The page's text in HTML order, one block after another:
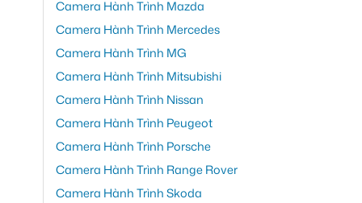
Camera Hành Trình Mazda
Camera Hành Trình Mercedes
Camera Hành Trình MG
Camera Hành Trình Mitsubishi
Camera Hành Trình Nissan
Camera Hành Trình Peugeot
Camera Hành Trình Porsche
Camera Hành Trình Range Rover
Camera Hành Trình Skoda